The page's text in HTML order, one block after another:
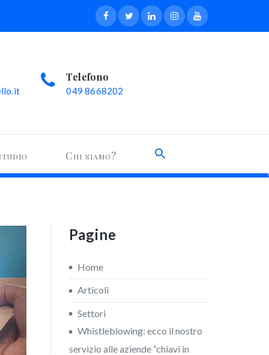
Telefono
049 8668202
Chi siamo?
Pagine
Home
Articoli
Settori
Whistleblowing: ecco il nostro
servizio alle aziende “chiavi in